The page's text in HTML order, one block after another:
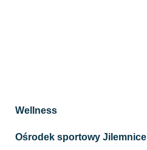
Wellness
Ośrodek sportowy Jilemnice